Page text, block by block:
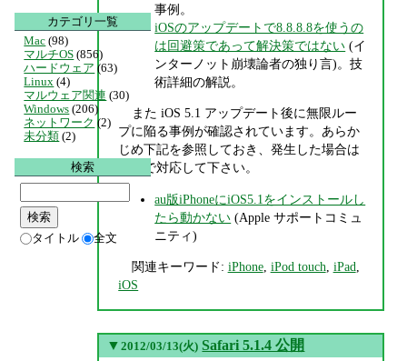
事例。
iOSのアップデートで8.8.8.8を使うの
は回避策であって解決策ではない (イ
ンターノット崩壊論者の独り言)。技
術詳細の解説。
また iOS 5.1 アップデート後に無限ルー
プに陥る事例が確認されています。あらか
じめ下記を参照しておき、発生した場合は
各自で対応して下さい。
au版iPhoneにiOS5.1をインストールし
たら動かない (Apple サポートコミュ
ニティ)
関連キーワード: iPhone, iPod touch, iPad,
iOS
▼ 2012/03/13(火) Safari 5.1.4 公開
カテゴリ一覧
Mac (98)
マルチOS (856)
ハードウェア (63)
Linux (4)
マルウェア関連 (30)
Windows (206)
ネットワーク (2)
未分類 (2)
検索
タイトル 全文